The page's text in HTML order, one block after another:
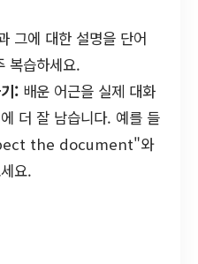
그에 대한 설명을 단어
복습하세요.
: 배운 어근을 실제 대화
더 잘 남습니다. 예를 들
the document"와
요.